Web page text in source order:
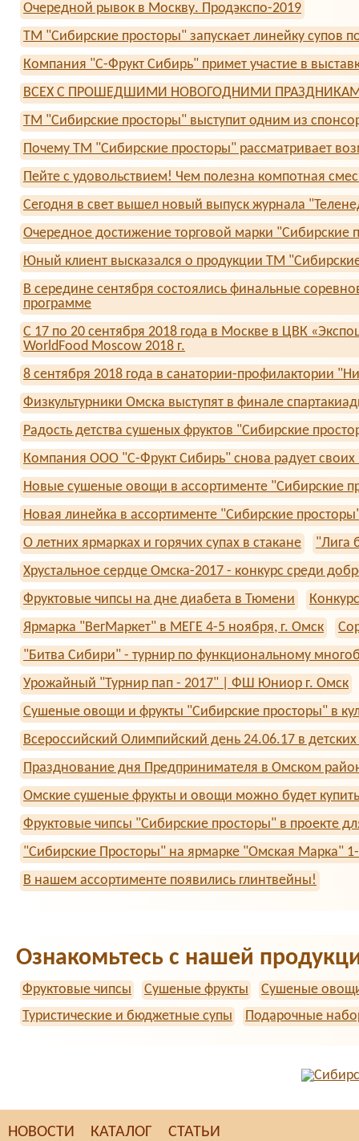
Очередной рывок в Москву. Продэкспо-2019
ТМ "Сибирские просторы" запускает линейку супов
Компания "С-Фрукт Сибирь" примет участие в
ВСЕХ С ПРОШЕДШИМИ НОВОГОДНИМИ
ТМ "Сибирские просторы" выступит одним из
Почему ТМ "Сибирские просторы" рассматривает
Пейте с удовольствием! Чем полезна компотная
Сегодня в свет вышел новый выпуск журнала
Очередное достижение торговой марки "Сибирские
Юный клиент высказался о продукции ТМ
В середине сентября состоялись финальные
программе
С 17 по 20 сентября 2018 года в Москве в ЦВК
WorldFood Moscow 2018 г.
8 сентября 2018 года в санатории-профилактории
Физкультурники Омска выступят в финале
Радость детства сушеных фруктов "Сибирские
Компания ООО "С-Фрукт Сибирь" снова радует своих
Новые сушеные овощи в ассортименте "Сибирские
Новая линейка в ассортименте "Сибирские
О летних ярмарках и горячих супах в стакане
"Лига
Хрустальное сердце Омска-2017 - конкурс среди
Фруктовые чипсы на дне диабета в Тюмени
Ярмарка "ВегМаркет" в МЕГЕ 4-5 ноября, г. Омск
"Битва Сибири" - турнир по функциональному
Урожайный "Турнир пап - 2017" | ФШ Юниор г. Омск
Сушеные овощи и фрукты "Сибирские просторы" в
Всероссийский Олимпийский день 24.06.17 в
Празднование дня Предпринимателя в Омском
Омские сушеные фрукты и овощи можно будет
Фруктовые чипсы "Сибирские просторы" в проекте
"Сибирские Просторы" на ярмарке "Омская Марка" 1-
В нашем ассортименте появились глинтвейны!
Ознакомьтесь с нашей
Фруктовые чипсы Сушеные фрукты
Сушеные
Туристические и бюджетные супы
Подарочные
НОВОСТИ КАТАЛОГ СТАТЬИ